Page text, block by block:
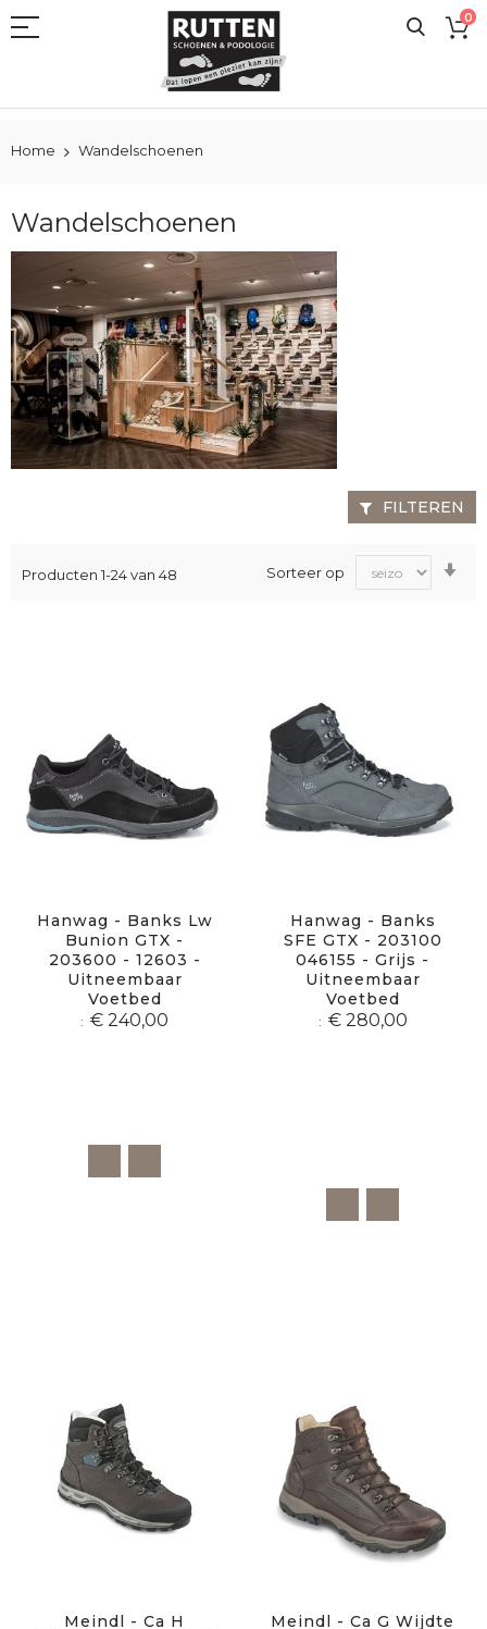
naar
0
Home Wandelschoenen
Wandelschoenen
Producten 1-24van 48 Sorteer op
Hanwag - Banks Lw
Bunion GTX -
203600 - 12603 -
Uitneembaar
Voetbed
€ 240,00
Hanwag - Banks
SFE GTX - 203100
046155 - Grijs -
Uitneembaar
Voetbed
€ 280,00
Meindl - Ca H
Meindl - Ca G Wijdte
FILTEREN